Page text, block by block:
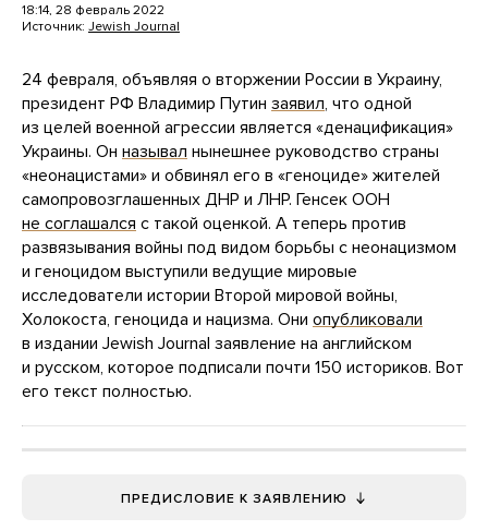
18:14, 28 февраль 2022
Источник: Jewish Journal
24 февраля, объявляя о вторжении России в Украину,
президент РФ Владимир Путин заявил, что одной
из целей военной агрессии является «денацификация»
Украины. Он называл нынешнее руководство страны
«неонацистами» и обвинял его в «геноциде» жителей
самопровозглашенных ДНР и ЛНР. Генсек ООН
не соглашался с такой оценкой. А теперь против
развязывания войны под видом борьбы с неонацизмом
и геноцидом выступили ведущие мировые
исследователи истории Второй мировой войны,
Холокоста, геноцида и нацизма. Они опубликовали
в издании Jewish Journal заявление на английском
и русском, которое подписали почти 150 историков. Вот
его текст полностью.
ПРЕДИСЛОВИЕ К ЗАЯВЛЕНИЮ